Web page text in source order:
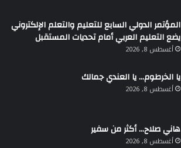
المؤتمر الدولي السابع للتعليم والتعلم الإلكتروني
يضع التعليم العربي أمام تحديات المستقبل
أغسطس 8, 2026
يا الخرطوم… يا العندي جمالك
أغسطس 8, 2026
هاني صلاح… أكثر من سفير
أغسطس 8, 2026